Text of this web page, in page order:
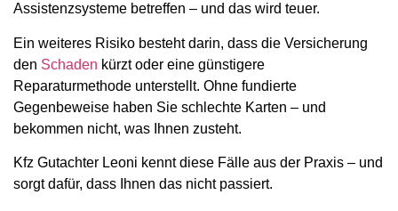
Assistenzsysteme betreffen – und das wird teuer.
Ein weiteres Risiko besteht darin, dass die Versicherung
den Schaden kürzt oder eine günstigere
Reparaturmethode unterstellt. Ohne fundierte
Gegenbeweise haben Sie schlechte Karten – und
bekommen nicht, was Ihnen zusteht.
Kfz Gutachter Leoni kennt diese Fälle aus der Praxis – und
sorgt dafür, dass Ihnen das nicht passiert.